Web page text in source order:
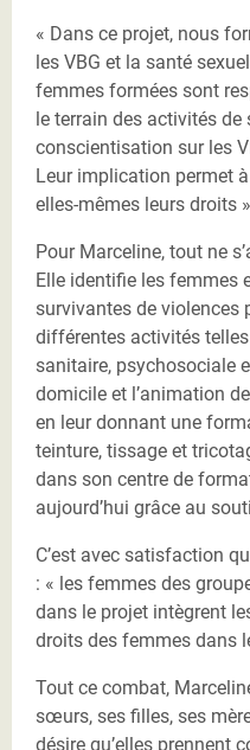
« Dans ce projet, nous
les VBG et la santé
femmes formées sont
le terrain des activités
conscientisation sur les
Leur implication permet
elles-mêmes leurs droits
Pour Marceline, tout ne
Elle identifie les femmes
survivantes de violences
différentes activités
sanitaire, psychosociale
domicile et l’animation
en leur donnant une
teinture, tissage et
dans son centre de
aujourd’hui grâce au
C’est avec satisfaction
: « les femmes des
dans le projet intègrent
droits des femmes dans
Tout ce combat,
sœurs, ses filles, ses
désire qu’elles prennent